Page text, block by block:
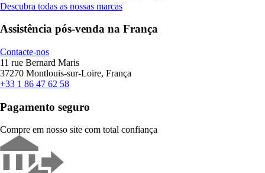
Descubra todas as nossas marcas
Assistência pós-venda na França
Contacte-nos
11 rue Bernard Maris
37270 Montlouis-sur-Loire, França
+33 1 86 47 62 58
Pagamento seguro
Compre em nosso site com total confiança